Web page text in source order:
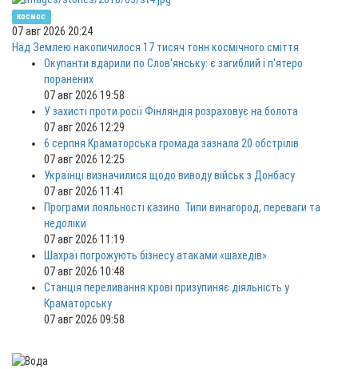
космос
07 авг 2026 20:24
Над Землею накопичилося 17 тисяч тонн космічного сміття
Окупанти вдарили по Слов'янську: є загиблий і п'ятеро
поранених
07 авг 2026 19:58
У захисті проти росії Фінляндія розраховує на болота
07 авг 2026 12:29
6 серпня Краматорська громада зазнала 20 обстрілів
07 авг 2026 12:25
Українці визначилися щодо виводу військ з Донбасу
07 авг 2026 11:41
Програми лояльності казино. Типи винагород, переваги та
недоліки
07 авг 2026 11:19
Шахраї погрожують бізнесу атаками «шахедів»
07 авг 2026 10:48
Станція переливання крові призупиняє діяльність у
Краматорську
07 авг 2026 09:58